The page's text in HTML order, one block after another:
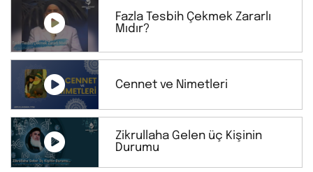
Fazla Tesbih Çekmek Zararlı
Mıdır?
Cennet ve Nimetleri
Zikrullaha Gelen üç Kişinin
Durumu